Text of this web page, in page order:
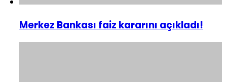
Merkez Bankası faiz kararını açıkladı!